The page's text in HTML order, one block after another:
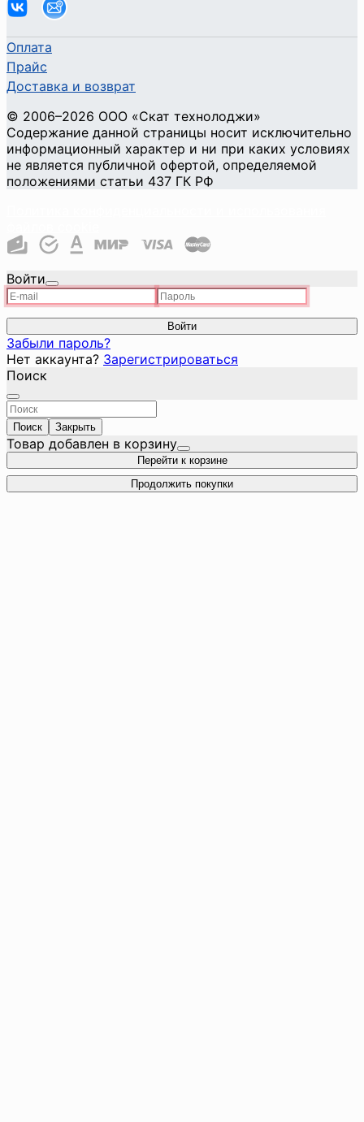
Оплата
Прайс
Доставка и возврат
© 2006–2026 ООО «Скат технолоджи»
Содержание данной страницы носит исключительно
информационный характер и ни при каких условиях
не является публичной офертой, определяемой
положениями статьи 437 ГК РФ
Войти
Войти
Забыли пароль?
Нет аккаунта? Зарегистрироваться
Поиск
Поиск Закрыть
Товар добавлен в корзину
Перейти к корзине
Продолжить покупки